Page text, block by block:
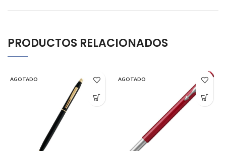
PRODUCTOS RELACIONADOS
AGOTADO AGOTADO